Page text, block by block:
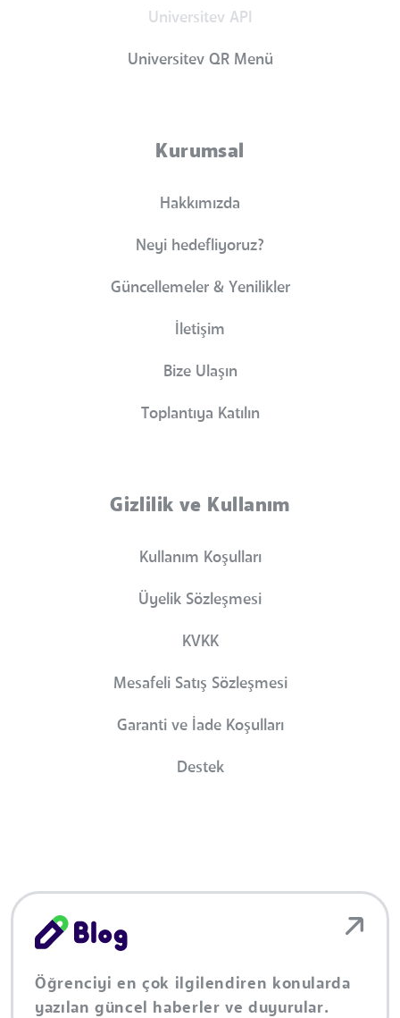
Universitev API
Universitev QR Menü
Kurumsal
Hakkımızda
Neyi hedefliyoruz?
Güncellemeler & Yenilikler
İletişim
Bize Ulaşın
Toplantıya Katılın
Gizlilik ve Kullanım
Kullanım Koşulları
Üyelik Sözleşmesi
KVKK
Mesafeli Satış Sözleşmesi
Garanti ve İade Koşulları
Destek
Öğrenciyi en çok ilgilendiren konularda
yazılan güncel haberler ve duyurular.